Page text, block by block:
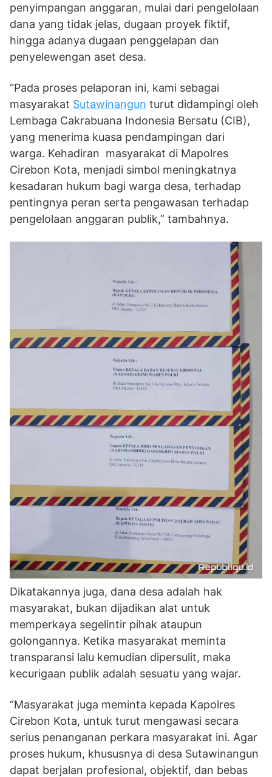
penyimpangan anggaran, mulai dari pengelolaan
dana yang tidak jelas, dugaan proyek fiktif,
hingga adanya dugaan penggelapan dan
penyelewengan aset desa.
“Pada proses pelaporan ini, kami sebagai
masyarakat Sutawinangun turut didampingi oleh
Lembaga Cakrabuana Indonesia Bersatu (CIB),
yang menerima kuasa pendampingan dari
warga. Kehadiran masyarakat di Mapolres
Cirebon Kota, menjadi simbol meningkatnya
kesadaran hukum bagi warga desa, terhadap
pentingnya peran serta pengawasan terhadap
pengelolaan anggaran publik,” tambahnya.
Dikatakannya juga, dana desa adalah hak
masyarakat, bukan dijadikan alat untuk
memperkaya segelintir pihak ataupun
golongannya. Ketika masyarakat meminta
transparansi lalu kemudian dipersulit, maka
kecurigaan publik adalah sesuatu yang wajar.
“Masyarakat juga meminta kepada Kapolres
Cirebon Kota, untuk turut mengawasi secara
serius penanganan perkara masyarakat ini. Agar
proses hukum, khususnya di desa Sutawinangun
dapat berjalan profesional, objektif, dan bebas